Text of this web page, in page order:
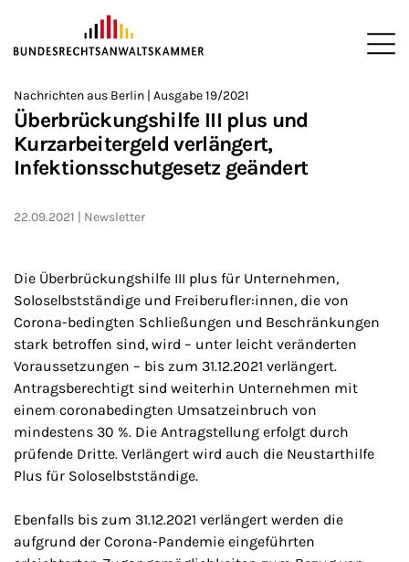
ZUM HAUPTINHALT SPRINGEN
Sie befinden sich hier:
>
Startseite
>
Newsroom
>
Newsletter
>
Nachrichten aus Berlin
Nachrichten aus Berlin | Ausgabe 19/2021
Überbrückungshilfe III plus und
Kurzarbeitergeld verlängert,
Infektionsschutgesetz geändert
22.09.2021 Newsletter
Die Überbrückungshilfe III plus für Unternehmen,
Soloselbstständige und Freiberufler:innen, die von
Corona-bedingten Schließungen und Beschränkungen
stark betroffen sind, wird – unter leicht veränderten
Voraussetzungen – bis zum 31.12.2021 verlängert.
Antragsberechtigt sind weiterhin Unternehmen mit
einem coronabedingten Umsatzeinbruch von
mindestens 30 %. Die Antragstellung erfolgt durch
prüfende Dritte. Verlängert wird auch die Neustarthilfe
Plus für Soloselbstständige.
Ebenfalls bis zum 31.12.2021 verlängert werden die
aufgrund der Corona-Pandemie eingeführten